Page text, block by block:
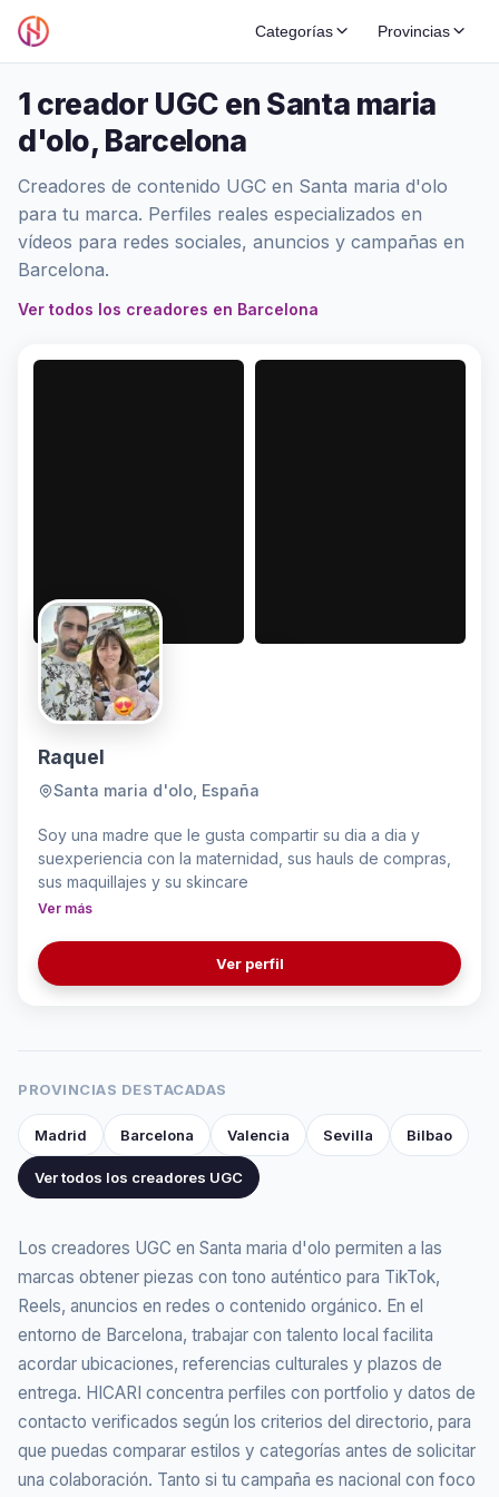
Categorías Provincias
1 creador UGC en Santa maria
d'olo, Barcelona
Creadores de contenido UGC en Santa maria d'olo
para tu marca. Perfiles reales especializados en
vídeos para redes sociales, anuncios y campañas en
Barcelona.
Ver todos los creadores en Barcelona
Raquel
Santa maria d'olo, España
Soy una madre que le gusta compartir su dia a dia y
suexperiencia con la maternidad, sus hauls de compras,
sus maquillajes y su skincare
Ver más
Ver perfil
PROVINCIAS DESTACADAS
Madrid Barcelona Valencia Sevilla Bilbao
Ver todos los creadores UGC
Los creadores UGC en Santa maria d'olo permiten a las
marcas obtener piezas con tono auténtico para TikTok,
Reels, anuncios en redes o contenido orgánico. En el
entorno de Barcelona, trabajar con talento local facilita
acordar ubicaciones, referencias culturales y plazos de
entrega. HICARI concentra perfiles con portfolio y datos de
contacto verificados según los criterios del directorio, para
que puedas comparar estilos y categorías antes de solicitar
una colaboración. Tanto si tu campaña es nacional con foco